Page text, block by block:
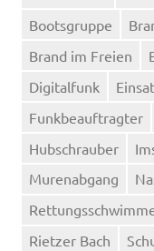
Bootsgruppe
Brand im Freien
Digitalfunk
Funkbeauftragter
Hubschrauber
Murenabgang
Rietzer Bach